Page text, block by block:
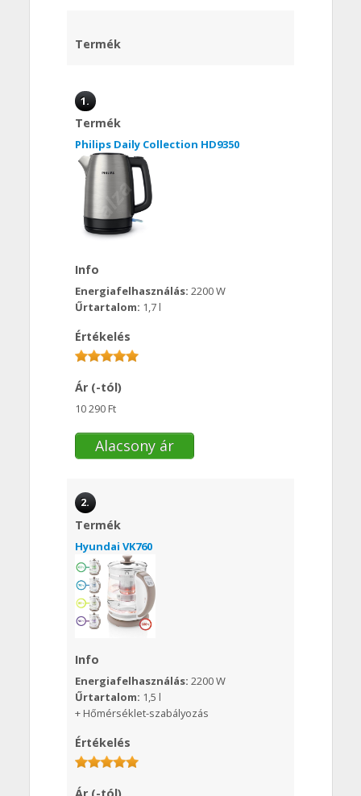
Termék
1.
Termék
Philips Daily Collection HD9350
Info
Energiafelhasználás: 2200 W
Űrtartalom: 1,7 l
Értékelés
Ár (-tól)
10 290 Ft
Alacsony ár
2.
Termék
Hyundai VK760
Info
Energiafelhasználás: 2200 W
Űrtartalom: 1,5 l
+ Hőmérséklet-szabályozás
Értékelés